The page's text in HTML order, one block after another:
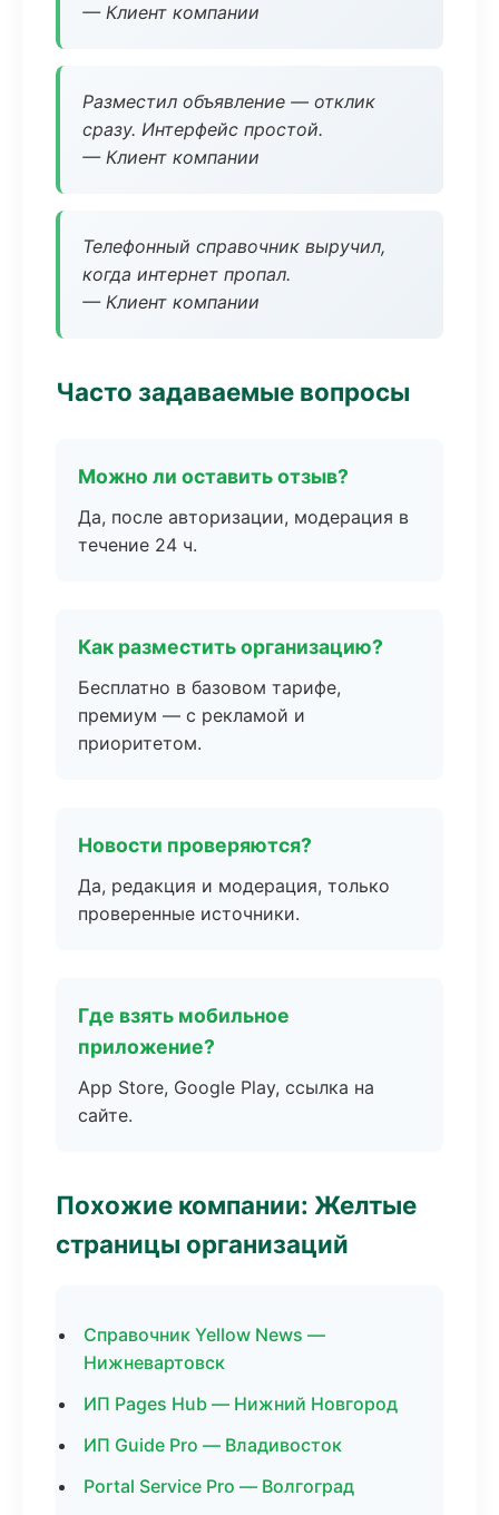
— Клиент компании
Разместил объявление — отклик
сразу. Интерфейс простой.
— Клиент компании
Телефонный справочник выручил,
когда интернет пропал.
— Клиент компании
Часто задаваемые вопросы
Можно ли оставить отзыв?
Да, после авторизации, модерация в
течение 24 ч.
Как разместить организацию?
Бесплатно в базовом тарифе,
премиум — с рекламой и
приоритетом.
Новости проверяются?
Да, редакция и модерация, только
проверенные источники.
Где взять мобильное
приложение?
App Store, Google Play, ссылка на
сайте.
Похожие компании: Желтые
страницы организаций
Справочник Yellow News —
Нижневартовск
ИП Pages Hub — Нижний Новгород
ИП Guide Pro — Владивосток
Portal Service Pro — Волгоград